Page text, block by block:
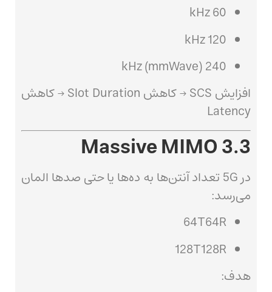
60 kHz
120 kHz
240 kHz (mmWave)
افزایش SCS → کاهش Slot Duration → کاهش
Latency
3.3 Massive MIMO
در 5G تعداد آنتن‌ها به ده‌ها یا حتی صدها المان
می‌رسد:
64T64R
128T128R
هدف: